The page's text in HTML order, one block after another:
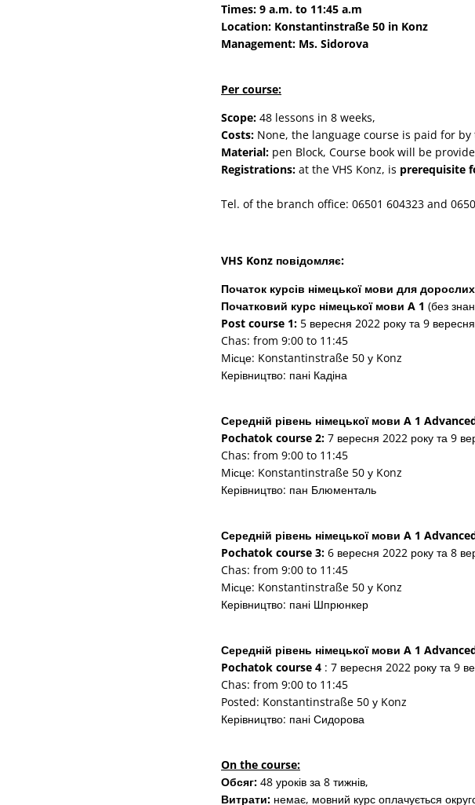
Times: 9 a.m. to 11:45 a.m
Location: Konstantinstraße 50 in Konz
Management: Ms. Sidorova
Per course:
Scope: 48 lessons in 8 weeks,
Costs: None, the language course is paid for
Material: pen Block, Course book will be
Registrations: at the VHS Konz, is prerequisite
Tel. of the branch office: 06501 604323 and
VHS Konz повідомляє:
Початок курсів німецької мови для
Початковий курс німецької мови A 1 (без
Post course 1: 5 вересня 2022 року та 9
Chas: from 9:00 to 11:45
Mісце: Konstantinstraße 50 у Konz
Керівництво: пані Кадіна
Середній рівень німецької мови A 1
Pochatok course 2: 7 вересня 2022 року та 9
Chas: from 9:00 to 11:45
Mісце: Konstantinstraße 50 у Konz
Керівництво: пан Блюменталь
Середній рівень німецької мови A 1
Pochatok course 3: 6 вересня 2022 року та 8
Chas: from 9:00 to 11:45
Mісце: Konstantinstraße 50 у Konz
Керівництво: пані Шпрюнкер
Середній рівень німецької мови A 1
Pochatok course 4 : 7 вересня 2022 року та 9
Chas: from 9:00 to 11:45
Posted: Konstantinstraße 50 у Konz
Керівництво: пані Сидорова
On the course:
Обсяг: 48 уроків за 8 тижнів,
Витрати: немає, мовний курс оплачується